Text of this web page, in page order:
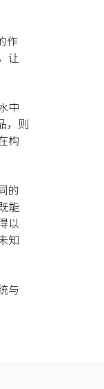
作
让
中
，则
构
的
能
以
知
与